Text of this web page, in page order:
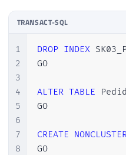
TRANSACT-SQL
1
2
3
4
5
6
7
8
DROP INDEX
GO
ALTER TABLE
GO
CREATE
GO